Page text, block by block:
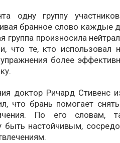
одну группу
бранное слово каждые
группа произносила
что те, кто использовал
более
доктор Ричард Стивенс
что брань помогает
По его словам,
быть настойчивым,